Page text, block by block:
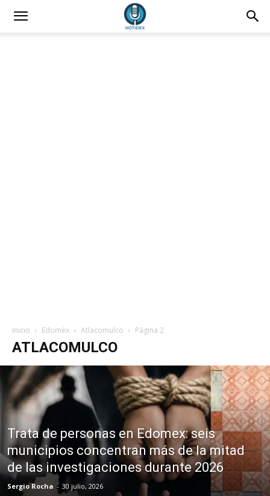
Inicio Edoméx Atlacomulco Página 2
ATLACOMULCO
Trata de personas en Edomex: seis
municipios concentran más de la mitad
de las investigaciones durante 2026
Sergio Rocha - 30 julio, 2026